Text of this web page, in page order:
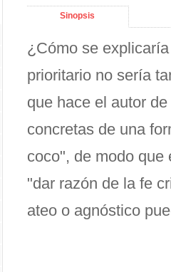
Sinopsis
¿Cómo se
prioritario no sería
que hace el autor
concretas de una
coco", de modo que
"dar razón de la fe
ateo o agnóstico